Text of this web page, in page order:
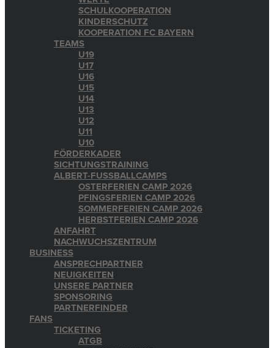
SCHULKOOPERATION
KINDERSCHUTZ
KOOPERATION FC BAYERN
TEAMS
U19
U17
U16
U15
U14
U13
U12
U11
U10
FÖRDERKADER
SICHTUNGSTRAINING
ALBERT-FUSSBALLCAMPS
OSTERFERIEN CAMP 2026
PFINGSFERIEN CAMP 2026
SOMMERFERIEN CAMP 2026
HERBSTFERIEN CAMP 2026
ANFAHRT
NACHWUCHSZENTRUM
BUSINESS
ANSPRECHPARTNER
NEUIGKEITEN
UNSERE PARTNER
SPONSORING
PARTNERFINDER
FANS
TICKETING
ATGB